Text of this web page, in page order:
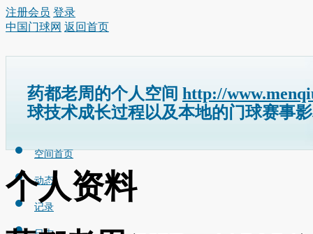
注册会员 登录
中国门球网 返回首页
药都老周的个人空间 http://
球技术成长过程以及本地的门球赛事
空间首页
动态
记录
个人资料